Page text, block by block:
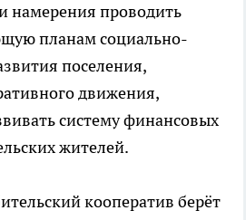
намерения проводить
планам социально-
поселения,
движения,
систему финансовых
жителей.
кооператив берёт